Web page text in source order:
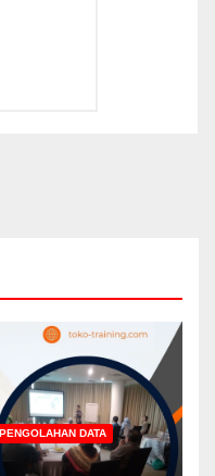
PENGOLAHAN DATA